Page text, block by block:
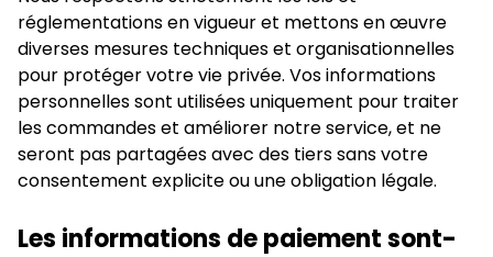
réglementations en vigueur et mettons en œuvre
diverses mesures techniques et organisationnelles
pour protéger votre vie privée. Vos informations
personnelles sont utilisées uniquement pour traiter
les commandes et améliorer notre service, et ne
seront pas partagées avec des tiers sans votre
consentement explicite ou une obligation légale.
Les informations de paiement sont-